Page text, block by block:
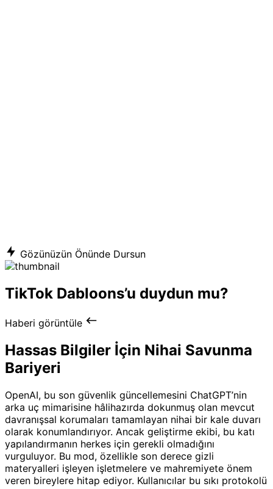
Gözünüzün Önünde Dursun
TikTok Dabloons’u duydun mu?
Haberi görüntüle
Hassas Bilgiler İçin Nihai Savunma
Bariyeri
OpenAI, bu son güvenlik güncellemesini ChatGPT’nin
arka uç mimarisine hâlihazırda dokunmuş olan mevcut
davranışsal korumaları tamamlayan nihai bir kale duvarı
olarak konumlandırıyor. Ancak geliştirme ekibi, bu katı
yapılandırmanın herkes için gerekli olmadığını
vurguluyor. Bu mod, özellikle son derece gizli
materyalleri işleyen işletmelere ve mahremiyete önem
veren bireylere hitap ediyor. Kullanıcılar bu sıkı protokolü